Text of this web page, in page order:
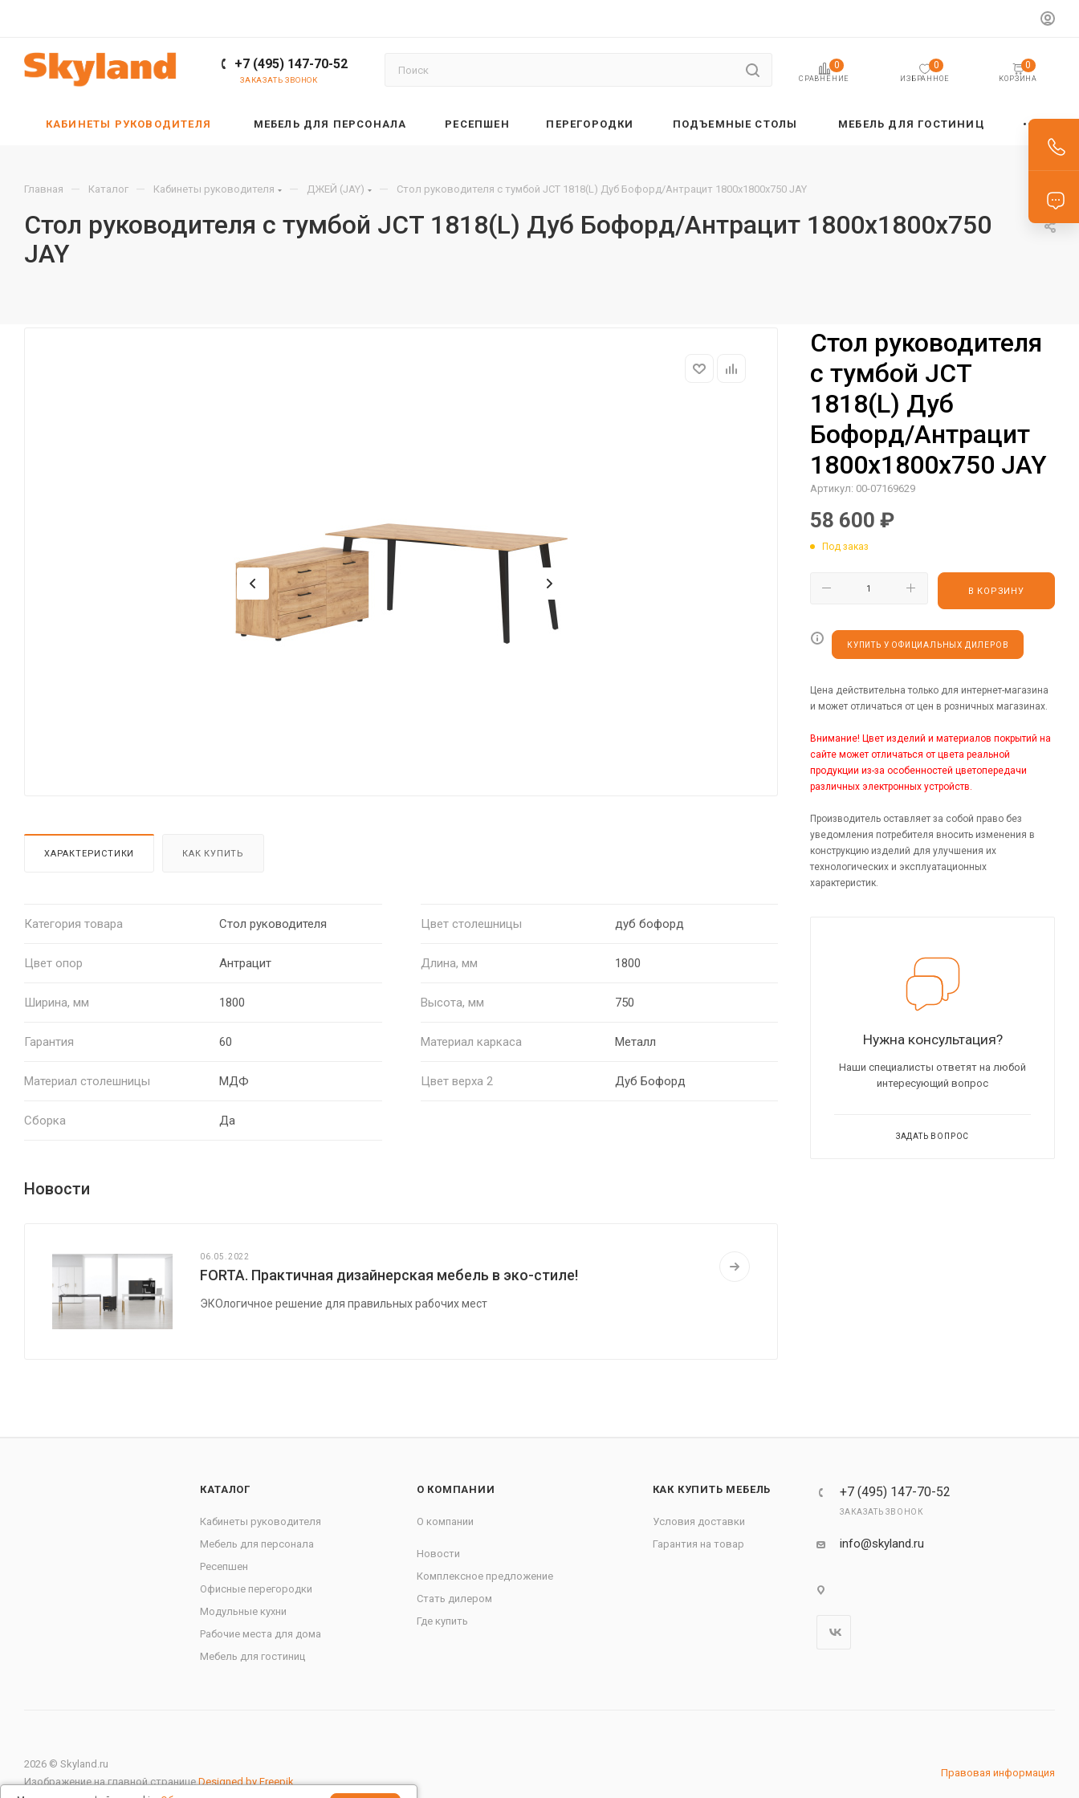
+7 (495) 147-70-52
ЗАКАЗАТЬ ЗВОНОК СРАВНЕНИЕ
0
ИЗБРАННОЕ
0
КОРЗИНА
0
КАБИНЕТЫ РУКОВОДИТЕЛЯ МЕБЕЛЬ ДЛЯ ПЕРСОНАЛА РЕСЕПШЕН ПЕРЕГОРОДКИ ПОДЪЕМНЫЕ СТОЛЫ МЕБЕЛЬ ДЛЯ ГОСТИНИЦ
Главная — Каталог — Кабинеты руководителя — ДЖЕЙ (JAY) — Стол руководителя с тумбой JCT 1818(L) Дуб Бофорд/Антрацит 1800х1800х750 JAY
Стол руководителя с тумбой JCT 1818(L) Дуб Бофорд/Антрацит 1800х1800х750
JAY
ХАРАКТЕРИСТИКИ КАК КУПИТЬ
Категория товара Стол руководителя Цвет столешницы дуб бофорд
Цвет опор Антрацит Длина, мм 1800
Ширина, мм 1800 Высота, мм 750
Гарантия 60 Материал каркаса Металл
Материал столешницы МДФ Цвет верха 2 Дуб Бофорд
Сборка Да
Новости
06.05.2022
FORTA. Практичная дизайнерская мебель в эко-стиле!
ЭКОлогичное решение для правильных рабочих мест
Стол руководителя
с тумбой JCT
1818(L) Дуб
Бофорд/Антрацит
1800х1800х750 JAY
Артикул: 00-07169629
58 600 ₽
Под заказ
В КОРЗИНУ
КУПИТЬ У ОФИЦИАЛЬНЫХ ДИЛЕРОВ
Цена действительна только для интернет-магазина
и может отличаться от цен в розничных магазинах.
Внимание! Цвет изделий и материалов покрытий на
сайте может отличаться от цвета реальной
продукции из-за особенностей цветопередачи
различных электронных устройств.
Производитель оставляет за собой право без
уведомления потребителя вносить изменения в
конструкцию изделий для улучшения их
технологических и эксплуатационных
характеристик.
Нужна консультация?
Наши специалисты ответят на любой
интересующий вопрос
ЗАДАТЬ ВОПРОС
КАТАЛОГ
Кабинеты руководителя
Мебель для персонала
Ресепшен
Офисные перегородки
Модульные кухни
Рабочие места для дома
Мебель для гостиниц
О КОМПАНИИ
О компании
Новости
Комплексное предложение
Стать дилером
Где купить
КАК КУПИТЬ МЕБЕЛЬ
Условия доставки
Гарантия на товар
+7 (495) 147-70-52
ЗАКАЗАТЬ ЗВОНОК
info@skyland.ru
2026 © Skyland.ru
Изображение на главной страницеDesigned by Freepik
Правовая информация